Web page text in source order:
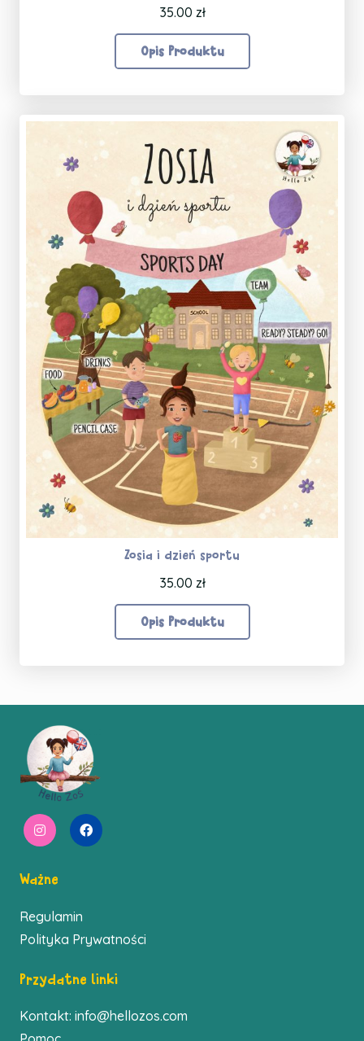
35.00 zł
Opis Produktu
Zosia i dzień sportu
35.00 zł
Opis Produktu
Ważne
Regulamin
Polityka Prywatności
Przydatne linki
Kontakt: info@hellozos.com